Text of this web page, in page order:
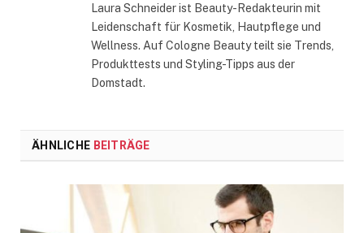
Laura Schneider ist Beauty-Redakteurin mit
Leidenschaft für Kosmetik, Hautpflege und
Wellness. Auf Cologne Beauty teilt sie Trends,
Produkttests und Styling-Tipps aus der
Domstadt.
ÄHNLICHE BEITRÄGE